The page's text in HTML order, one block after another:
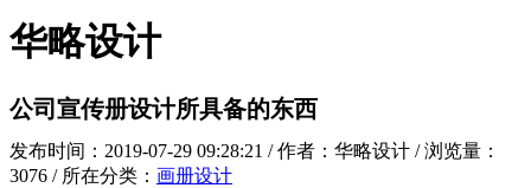
华略设计
公司宣传册设计所具备的东西
发布时间：2019-07-29 09:28:21 / 作者：华略设计 / 浏览量：
3076 / 所在分类： 画册设计